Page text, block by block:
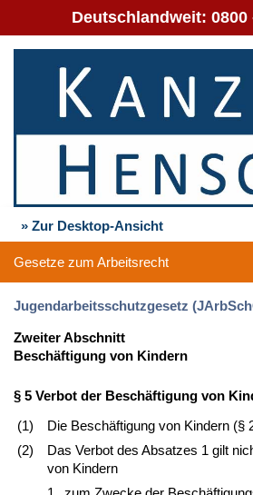
Deutschlandweit: 0800
» Zur Desktop-Ansicht
Gesetze zum Arbeitsrecht
Jugendarbeitsschutzgesetz
Zweiter Abschnitt
Beschäftigung von Kindern
§ 5 Verbot der Beschäftigung von
(1)
Die Beschäftigung von Kindern (§
(2)
Das Verbot des Absatzes 1 gilt
von Kindern